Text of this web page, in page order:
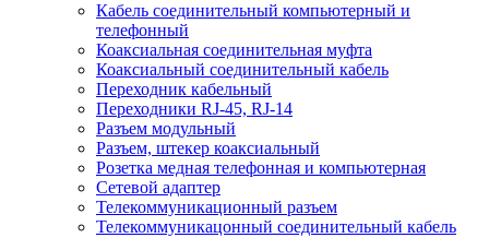
Кабель соединительный компьютерный и
телефонный
Коаксиальная соединительная муфта
Коаксиальный соединительный кабель
Переходник кабельный
Переходники RJ-45, RJ-14
Разъем модульный
Разъем, штекер коаксиальный
Розетка медная телефонная и компьютерная
Сетевой адаптер
Телекоммуникационный разъем
Телекоммуникацонный соединительный кабель